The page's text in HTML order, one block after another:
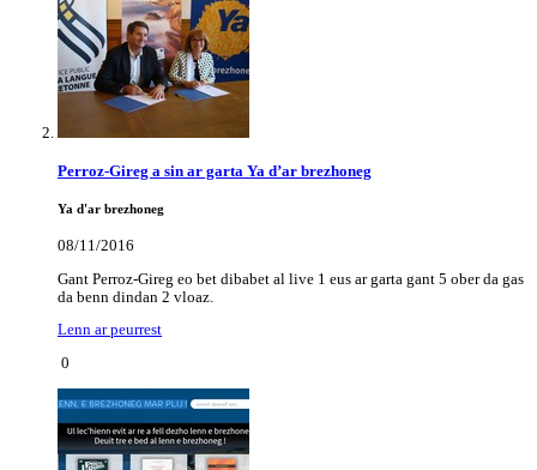
Perroz-Gireg a sin ar garta Ya d’ar brezhoneg
Ya d'ar brezhoneg
08/11/2016
Gant Perroz-Gireg eo bet dibabet al live 1 eus ar garta gant 5 ober da gas
da benn dindan 2 vloaz.
Lenn ar peurrest
0